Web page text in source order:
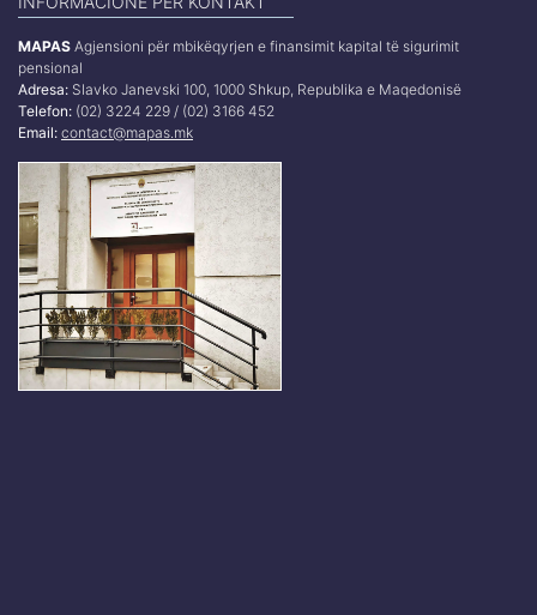
MAPAS Agjensioni për mbikëqyrjen e finansimit kapital të sigurimit
pensional
Adresa: Slavko Janevski 100, 1000 Shkup, Republika e Maqedonisë
Telefon: (02) 3224 229 / (02) 3166 452
Email: contact@mapas.mk